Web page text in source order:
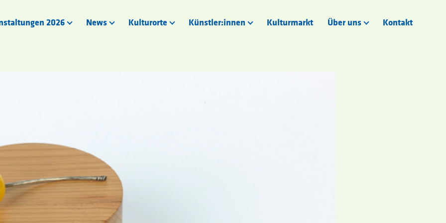
2026 News Kulturorte Künstler:innen Kulturmarkt Über uns Kontakt